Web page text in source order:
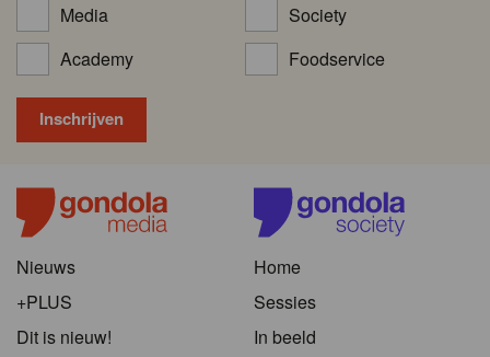
Media
Society
Academy
Foodservice
Nieuws
+PLUS
Dit is nieuw!
Home
Sessies
In beeld